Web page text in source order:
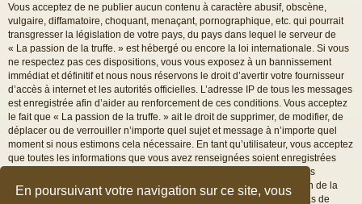
En poursuivant votre navigation sur ce site, vous
Vous acceptez de ne publier aucun contenu à caractère abusif, obscène,
vulgaire, diffamatoire, choquant, menaçant, pornographique, etc. qui pourrait
transgresser la législation de votre pays, du pays dans lequel le serveur de
« La passion de la truffe. » est hébergé ou encore la loi internationale. Si vous
ne respectez pas ces dispositions, vous vous exposez à un bannissement
immédiat et définitif et nous nous réservons le droit d’avertir votre fournisseur
d’accès à internet et les autorités officielles. L’adresse IP de tous les messages
est enregistrée afin d’aider au renforcement de ces conditions. Vous acceptez
le fait que « La passion de la truffe. » ait le droit de supprimer, de modifier, de
déplacer ou de verrouiller n’importe quel sujet et message à n’importe quel
moment si nous estimons cela nécessaire. En tant qu’utilisateur, vous acceptez
que toutes les informations que vous avez renseignées soient enregistrées
dans notre base de données. Bien que ces informations ne seront pas
diffusées à une tierce partie sans votre consentement, ni « La passion de la
truffe. », ni phpBB, ne pourront être tenus comme responsables en cas de